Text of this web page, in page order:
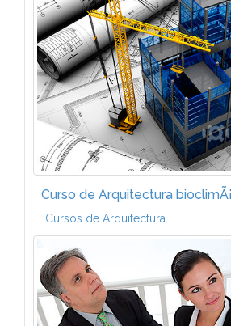
tÃ©cnica previa, este curso
cualificaciÃ³n requerida en esta...
Curso de Arquitectura
Cursos de Arquitectura
INTRODUCCIÃN A LA
BIOCLIMÃTICAÂ¿QuÃ© es la
bioclimÃ¡tica?. Aspectos
Fundamentos de la arquitectura y
urbanismoINTRODUCIÃN AL